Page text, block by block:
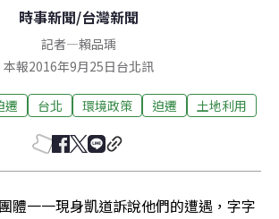
時事新聞/台灣新聞
記者—賴品瑀
本報2016年9月25日台北訊
遷 台北 環境政策 迫遷 土地利用
體一一現身凱道訴說他們的遭遇，字字